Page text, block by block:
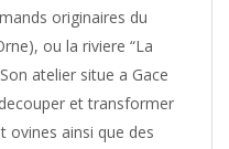
originaires du
ou la riviere “La
atelier situe a Gace
et transformer
ovines ainsi que des